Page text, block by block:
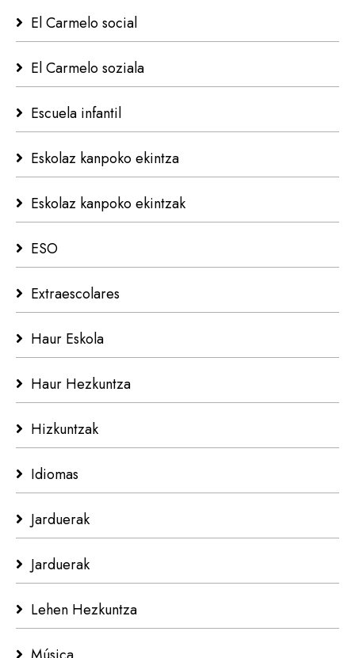
El Carmelo social
El Carmelo soziala
Escuela infantil
Eskolaz kanpoko ekintza
Eskolaz kanpoko ekintzak
ESO
Extraescolares
Haur Eskola
Haur Hezkuntza
Hizkuntzak
Idiomas
Jarduerak
Jarduerak
Lehen Hezkuntza